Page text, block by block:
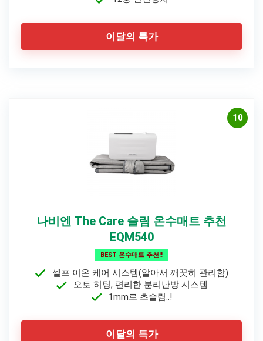
이달의 특가
10
나비엔 The Care 슬림 온수매트 추천
EQM540
BEST 온수매트 추천!!
셀프 이온 케어 시스템(알아서 깨끗히 관리함)
오토 히팅, 편리한 분리난방 시스템
1mm로 초슬림..!
이달의 특가